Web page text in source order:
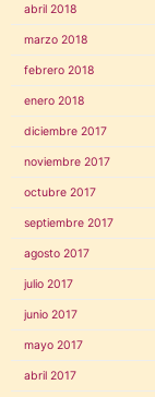
abril 2018
marzo 2018
febrero 2018
enero 2018
diciembre 2017
noviembre 2017
octubre 2017
septiembre 2017
agosto 2017
julio 2017
junio 2017
mayo 2017
abril 2017